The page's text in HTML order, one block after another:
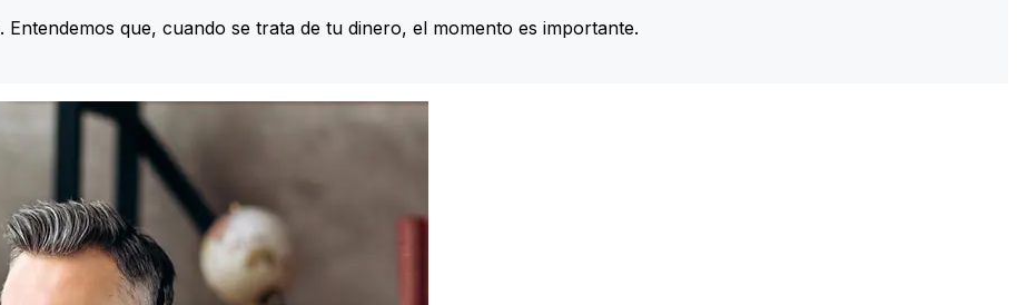
. Entendemos que, cuando se trata de tu dinero, el momento es importante.